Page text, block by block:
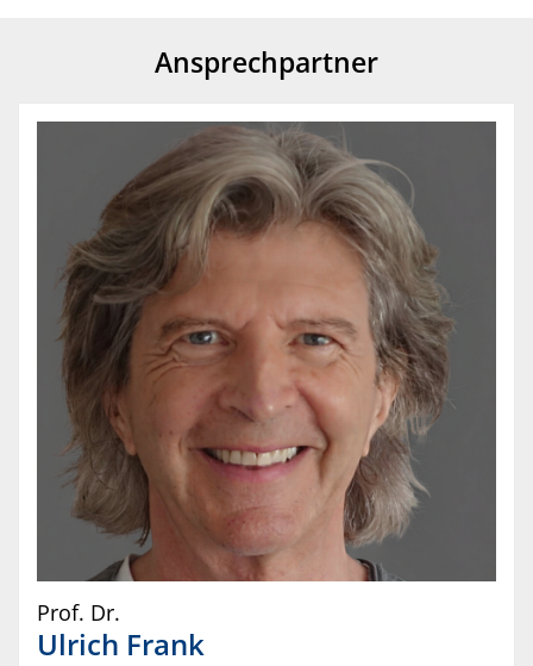
Ansprechpartner
Prof. Dr.
Ulrich Frank